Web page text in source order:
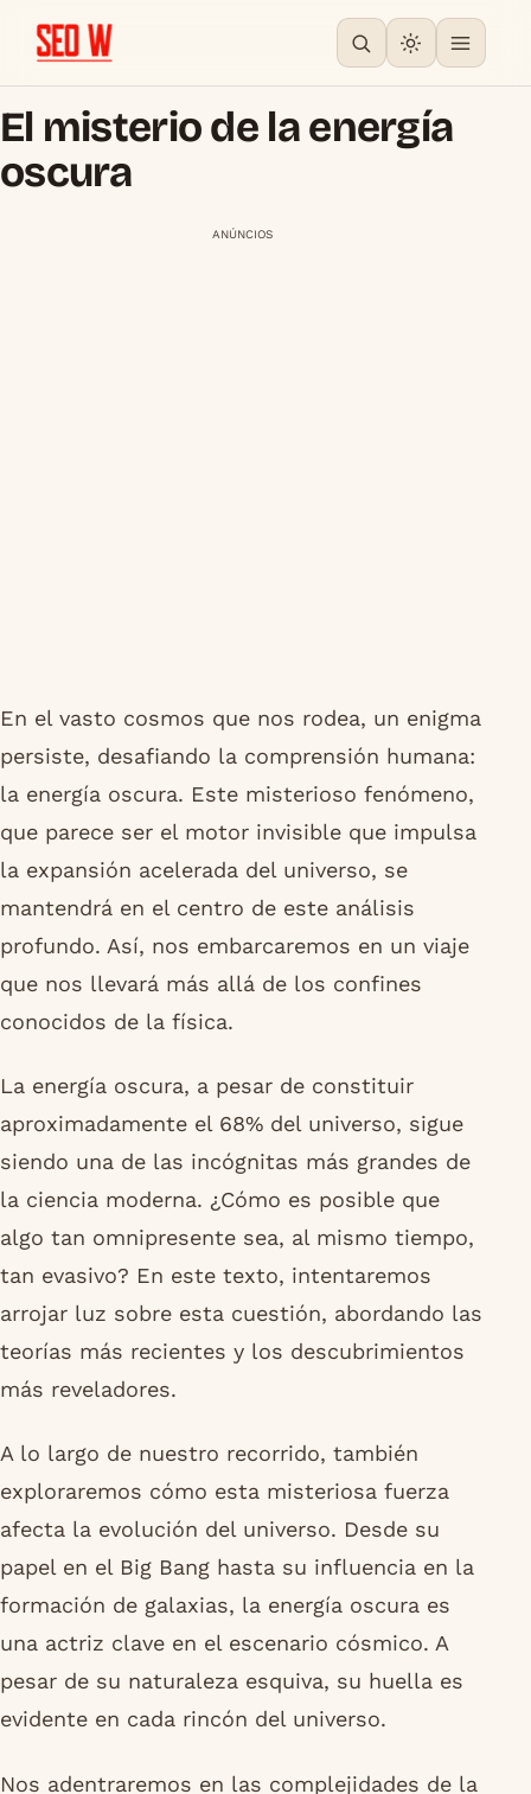
El misterio de la energía
oscura
ANÚNCIOS
En el vasto cosmos que nos rodea, un enigma
persiste, desafiando la comprensión humana:
la energía oscura. Este misterioso fenómeno,
que parece ser el motor invisible que impulsa
la expansión acelerada del universo, se
mantendrá en el centro de este análisis
profundo. Así, nos embarcaremos en un viaje
que nos llevará más allá de los confines
conocidos de la física.
La energía oscura, a pesar de constituir
aproximadamente el 68% del universo, sigue
siendo una de las incógnitas más grandes de
la ciencia moderna. ¿Cómo es posible que
algo tan omnipresente sea, al mismo tiempo,
tan evasivo? En este texto, intentaremos
arrojar luz sobre esta cuestión, abordando las
teorías más recientes y los descubrimientos
más reveladores.
A lo largo de nuestro recorrido, también
exploraremos cómo esta misteriosa fuerza
afecta la evolución del universo. Desde su
papel en el Big Bang hasta su influencia en la
formación de galaxias, la energía oscura es
una actriz clave en el escenario cósmico. A
pesar de su naturaleza esquiva, su huella es
evidente en cada rincón del universo.
Nos adentraremos en las complejidades de la